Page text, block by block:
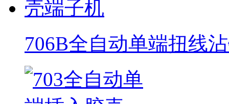
706B全自动单端扭线